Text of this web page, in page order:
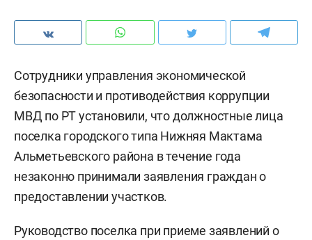
Сотрудники управления экономической
безопасности и противодействия коррупции
МВД по РТ установили, что должностные лица
поселка городского типа Нижняя Мактама
Альметьевского района в течение года
незаконно принимали заявления граждан о
предоставлении участков.
Руководство поселка при приеме заявлений о